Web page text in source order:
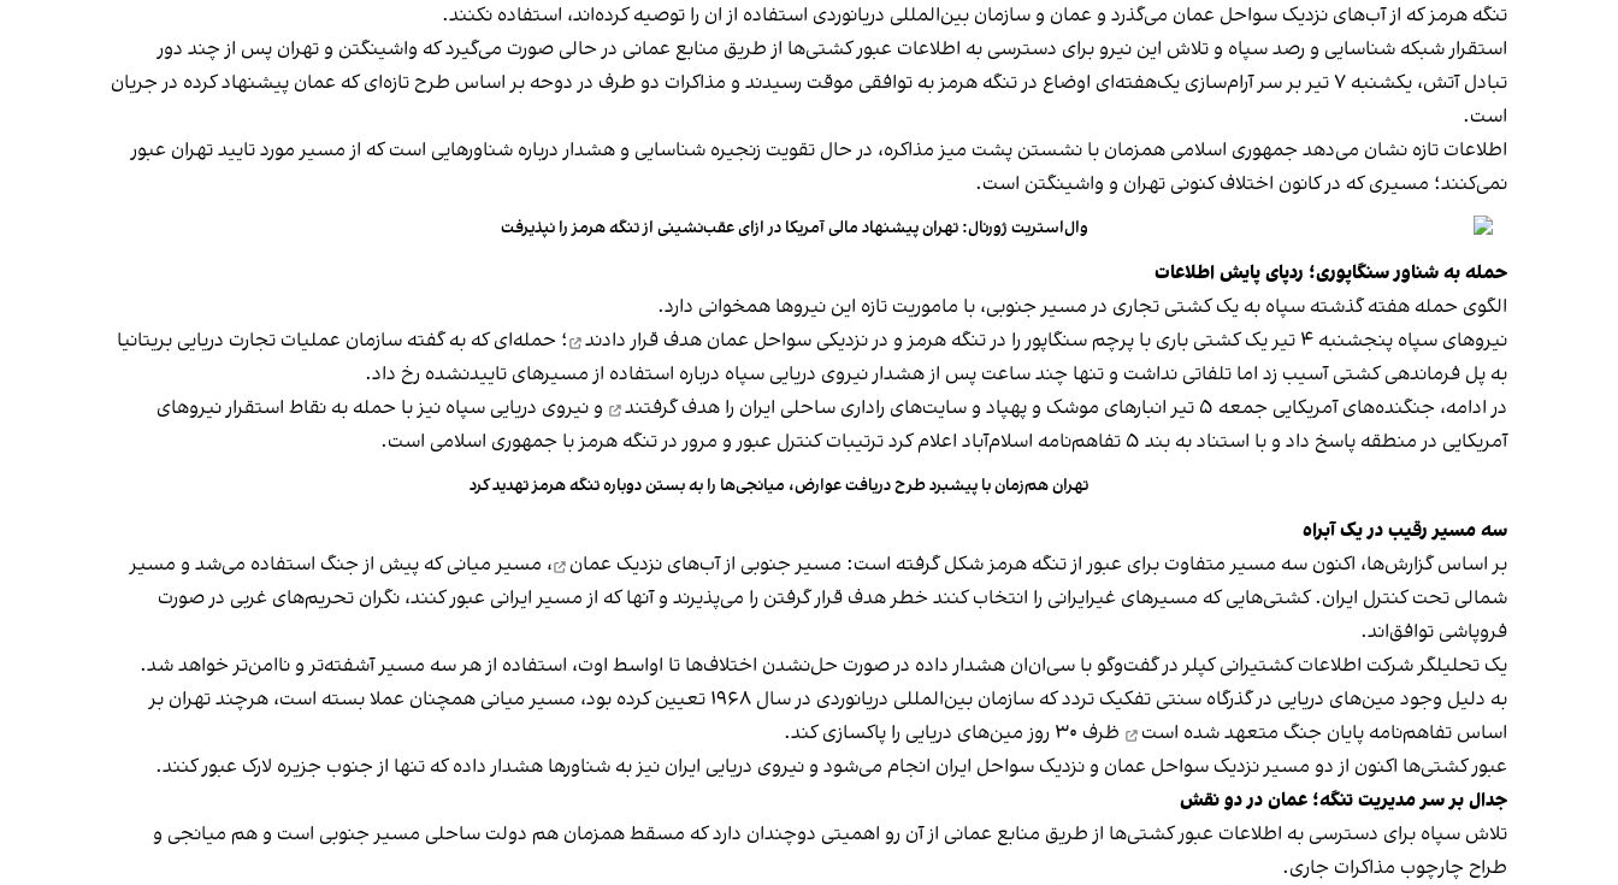
تنگه هرمز که از آب‌های نزدیک سواحل عمان می‌گذرد و عمان و سازمان بین‌المللی دریانوردی استفاده از ان را توصیه کرده‌اند، استفاده نکنند.
استقرار شبکه شناسایی و رصد سپاه و تلاش این نیرو برای دسترسی به اطلاعات عبور کشتی‌ها از طریق منابع عمانی در حالی صورت می‌گیرد که واشینگتن و تهران پس از چند دور
تبادل آتش، یکشنبه ۷ تیر بر سر آرام‌سازی یک‌هفته‌ای اوضاع در تنگه هرمز به توافقی موقت رسیدند و مذاکرات دو طرف در دوحه بر اساس طرح تازه‌ای که عمان پیشنهاد کرده در جریان
است.
اطلاعات تازه نشان می‌دهد جمهوری اسلامی همزمان با نشستن پشت میز مذاکره، در حال تقویت زنجیره شناسایی و هشدار درباره شناورهایی است که از مسیر مورد تایید تهران عبور
نمی‌کنند؛ مسیری که در کانون اختلاف کنونی تهران و واشینگتن است.
وال‌استریت ژورنال: تهران پیشنهاد مالی آمریکا در ازای عقب‌نشینی از تنگه هرمز را نپذیرفت
حمله به شناور سنگاپوری؛ ردپای پایش اطلاعات
الگوی حمله هفته گذشته سپاه به یک کشتی تجاری در مسیر جنوبی، با ماموریت تازه این نیروها همخوانی دارد.
نیروهای سپاه پنجشنبه ۴ تیر یک کشتی باری با پرچم سنگاپور را در تنگه هرمز و در نزدیکی سواحل عمان
هدف قرار دادند
؛ حمله‌ای که به گفته سازمان عملیات تجارت دریایی بریتانیا
به پل فرماندهی کشتی آسیب زد اما تلفاتی نداشت و تنها چند ساعت پس از هشدار نیروی دریایی سپاه درباره استفاده از مسیرهای تاییدنشده رخ داد.
در ادامه، جنگنده‌های آمریکایی جمعه ۵ تیر انبارهای موشک و پهپاد و سایت‌های راداری ساحلی ایران را
هدف گرفتند
و نیروی دریایی سپاه نیز با حمله به نقاط استقرار نیروهای
آمریکایی در منطقه پاسخ داد و با استناد به بند ۵ تفاهم‌نامه اسلام‌آباد اعلام کرد ترتیبات کنترل عبور و مرور در تنگه هرمز با جمهوری اسلامی است.
تهران هم‌زمان با پیشبرد طرح دریافت عوارض، میانجی‌ها را به بستن دوباره تنگه هرمز تهدید کرد
سه مسیر رقیب در یک آبراه
بر اساس گزارش‌ها، اکنون سه مسیر متفاوت برای عبور از تنگه هرمز شکل گرفته است: مسیر جنوبی ازآب‌های نزدیک عمان
، مسیر میانی که پیش از جنگ استفاده می‌شد و مسیر
شمالی تحت کنترل ایران. کشتی‌هایی که مسیرهای غیرایرانی را انتخاب کنند خطر هدف قرار گرفتن را می‌پذیرند و آنها که از مسیر ایرانی عبور کنند، نگران تحریم‌های غربی در صورت
فروپاشی توافق‌اند.
یک تحلیلگر شرکت اطلاعات کشتیرانی کپلر در گفت‌و‌گو با سی‌ان‌ان هشدار داده در صورت حل‌نشدن اختلاف‌ها تا اواسط اوت، استفاده از هر سه مسیر آشفته‌تر و ناامن‌تر خواهد شد.
به دلیل وجود مین‌های دریایی در گذرگاه سنتی تفکیک تردد که سازمان بین‌المللی دریانوردی در سال ۱۹۶۸ تعیین کرده بود، مسیر میانی همچنان عملا بسته است، هرچند تهران بر
اساس تفاهم‌نامه پایان جنگ متعهد شده است
ظرف ۳۰ روز مین‌های دریایی را پاکسازی کند.
عبور کشتی‌ها اکنون از دو مسیر نزدیک سواحل عمان و نزدیک سواحل ایران انجام می‌شود و نیروی دریایی ایران نیز به شناورها هشدار داده که تنها از جنوب جزیره لارک عبور کنند.
جدال بر سر مدیریت تنگه؛ عمان در دو نقش
تلاش سپاه برای دسترسی به اطلاعات عبور کشتی‌ها از طریق منابع عمانی از آن رو اهمیتی دوچندان دارد که مسقط همزمان هم دولت ساحلی مسیر جنوبی است و هم میانجی و
طراح چارچوب مذاکرات جاری.